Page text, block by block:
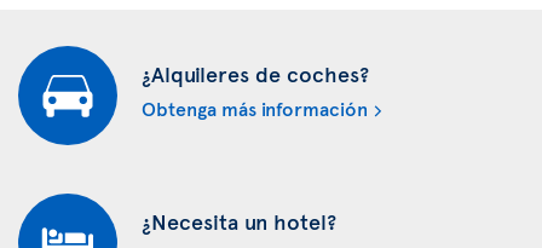
¿Alquileres de coches?
Obtenga más información
¿Necesita un hotel?